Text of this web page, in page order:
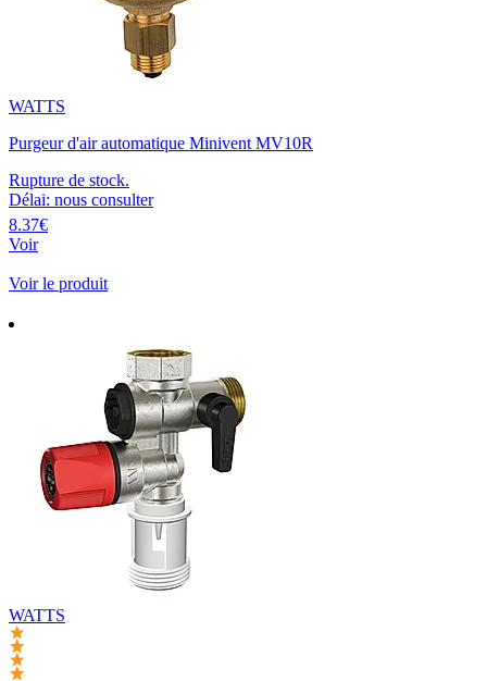
WATTS
Purgeur d'air automatique Minivent MV10R
Rupture de stock.
Délai: nous consulter
8.37€
Voir
Voir le produit
WATTS